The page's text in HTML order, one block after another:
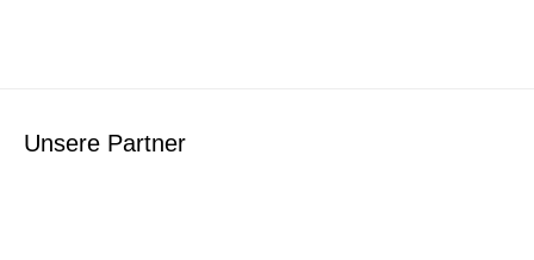
Unsere Partner